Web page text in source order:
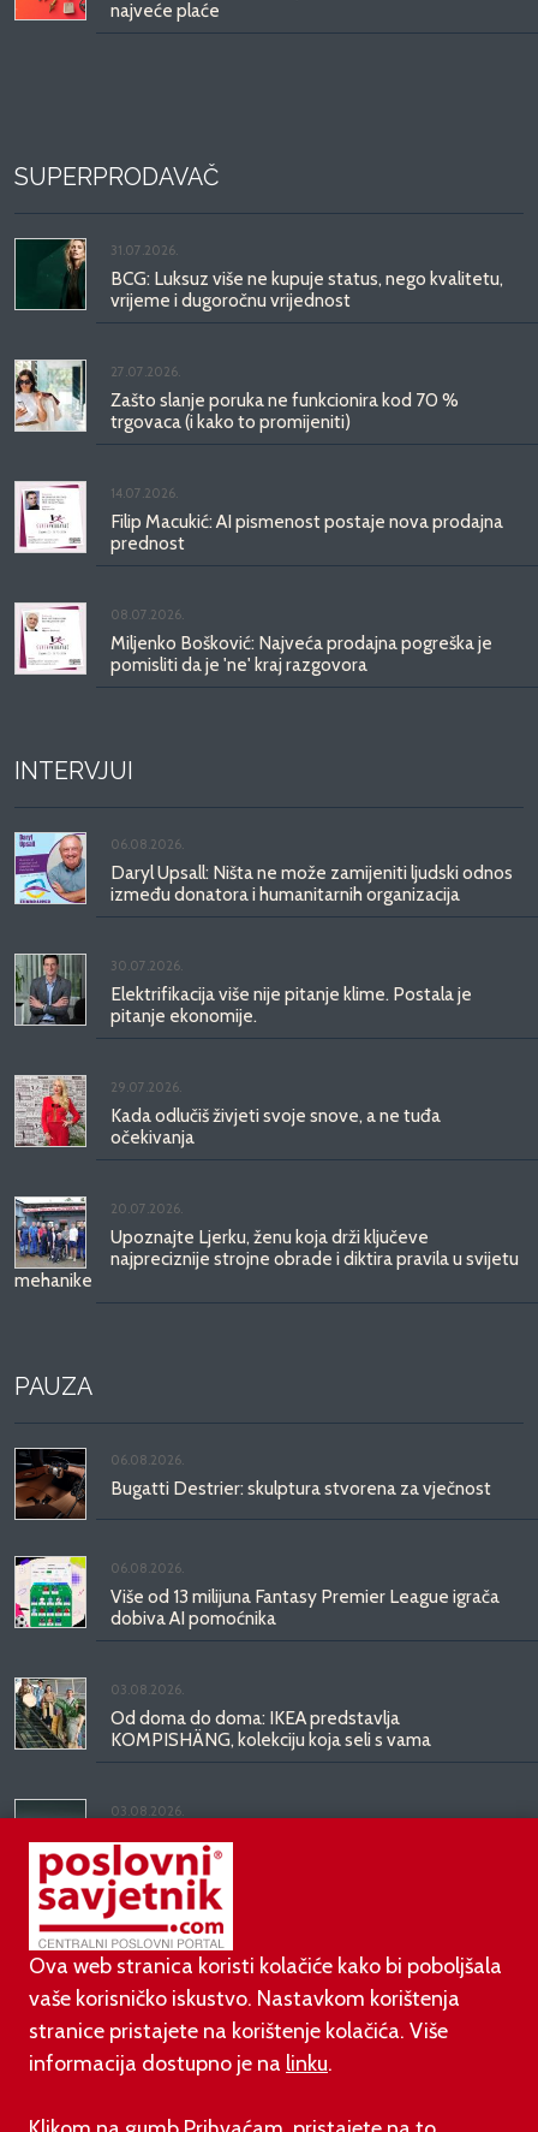
najveće plaće
SUPERPRODAVAČ
31.07.2026.
BCG: Luksuz više ne kupuje status, nego kvalitetu,
vrijeme i dugoročnu vrijednost
27.07.2026.
Zašto slanje poruka ne funkcionira kod 70 %
trgovaca (i kako to promijeniti)
14.07.2026.
Filip Macukić: AI pismenost postaje nova prodajna
prednost
08.07.2026.
Miljenko Bošković: Najveća prodajna pogreška je
pomisliti da je 'ne' kraj razgovora
INTERVJUI
06.08.2026.
Daryl Upsall: Ništa ne može zamijeniti ljudski odnos
između donatora i humanitarnih organizacija
30.07.2026.
Elektrifikacija više nije pitanje klime. Postala je
pitanje ekonomije.
29.07.2026.
Kada odlučiš živjeti svoje snove, a ne tuđa
očekivanja
20.07.2026.
Upoznajte Ljerku, ženu koja drži ključeve
najpreciznije strojne obrade i diktira pravila u svijetu
mehanike
PAUZA
06.08.2026.
Bugatti Destrier: skulptura stvorena za vječnost
06.08.2026.
Više od 13 milijuna Fantasy Premier League igrača
dobiva AI pomoćnika
03.08.2026.
Od doma do doma: IKEA predstavlja
KOMPISHÄNG, kolekciju koja seli s vama
03.08.2026.
Kineski BYD predstavio luksuznu limuzinu veću od
Mercedesove S-klase, obećava domet do 1.000
kilometara
Ova web stranica koristi kolačiće kako bi poboljšala
vaše korisničko iskustvo. Nastavkom korištenja
stranice pristajete na korištenje kolačića. Više
informacija dostupno je na linku.